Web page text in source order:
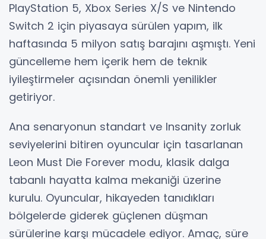
PlayStation 5, Xbox Series X/S ve Nintendo
Switch 2 için piyasaya sürülen yapım, ilk
haftasında 5 milyon satış barajını aşmıştı. Yeni
güncelleme hem içerik hem de teknik
iyileştirmeler açısından önemli yenilikler
getiriyor.
Ana senaryonun standart ve Insanity zorluk
seviyelerini bitiren oyuncular için tasarlanan
Leon Must Die Forever modu, klasik dalga
tabanlı hayatta kalma mekaniği üzerine
kurulu. Oyuncular, hikayeden tanıdıkları
bölgelerde giderek güçlenen düşman
sürülerine karşı mücadele ediyor. Amaç, süre